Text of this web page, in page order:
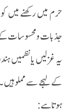
حرم میں رکھنے میں
جذبات ومحسوسات کے
یہ غزلیں یا نظمیں
کے لہجے سے مملو
ہوتا ہے :